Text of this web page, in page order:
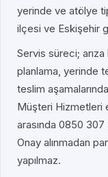
yerinde ve atölye
ilçesi ve Eskişehir
Servis süreci;
planlama, yerinde
teslim
Müşteri Hizmetleri
arasında 0850
Onay alınmadan
yapılmaz.